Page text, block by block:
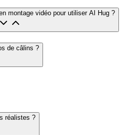
montage vidéo pour utiliser AI Hug ?
de câlins ?
réalistes ?